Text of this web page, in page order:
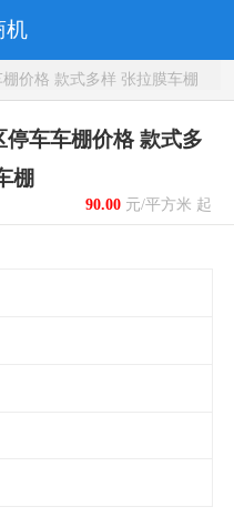
机
价格 款式多样 张拉膜车棚
停车车棚价格 款式多
棚
90.00元/平方米 起